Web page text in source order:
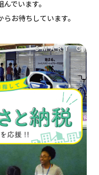
でいます。
お待ちしています。